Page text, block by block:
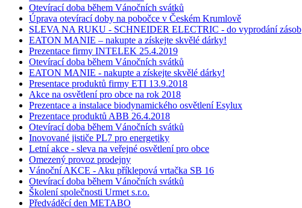
Otevírací doba během Vánočních svátků
Úprava otevírací doby na pobočce v Českém Krumlově
SLEVA NA RUKU - SCHNEIDER ELECTRIC - do vyprodání zásob
EATON MANIE – nakupte a získejte skvělé dárky!
Prezentace firmy INTELEK 25.4.2019
Otevírací doba během Vánočních svátků
EATON MANIE - nakupte a získejte skvělé dárky!
Presentace produktů firmy ETI 13.9.2018
Akce na osvětlení pro obce na rok 2018
Prezentace a instalace biodynamického osvětlení Esylux
Prezentace produktů ABB 26.4.2018
Otevírací doba během Vánočních svátků
Inovované jističe PL7 pro energetiky
Letní akce - sleva na veřejné osvětlení pro obce
Omezený provoz prodejny
Vánoční AKCE - Aku příklepová vrtačka SB 16
Otevírací doba během Vánočních svátků
Školení společnosti Urmet s.r.o.
Předváděcí den METABO